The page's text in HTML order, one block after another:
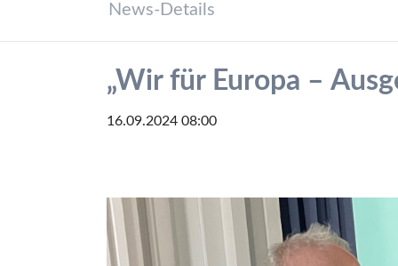
News-Details
„Wir für Europa –
16.09.2024 08:00